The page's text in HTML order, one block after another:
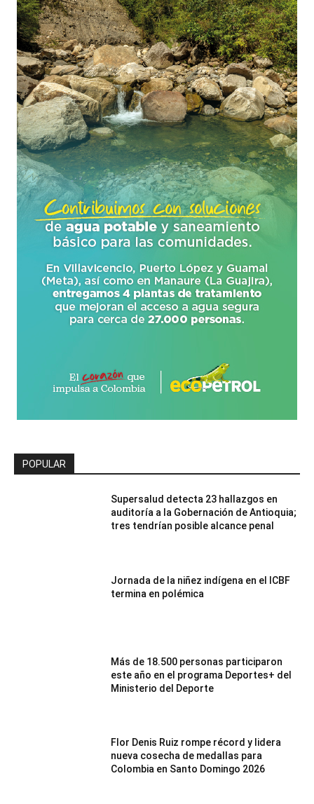
POPULAR
Supersalud detecta 23 hallazgos en
auditoría a la Gobernación de Antioquia;
tres tendrían posible alcance penal
Jornada de la niñez indígena en el ICBF
termina en polémica
Más de 18.500 personas participaron
este año en el programa Deportes+ del
Ministerio del Deporte
Flor Denis Ruiz rompe récord y lidera
nueva cosecha de medallas para
Colombia en Santo Domingo 2026